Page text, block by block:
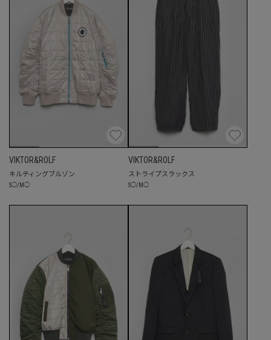
VIKTOR&ROLF
キルティングブルゾン
S◯/ M ◯
VIKTOR&ROLF
ストライプスラックス
S◯/ M ◯